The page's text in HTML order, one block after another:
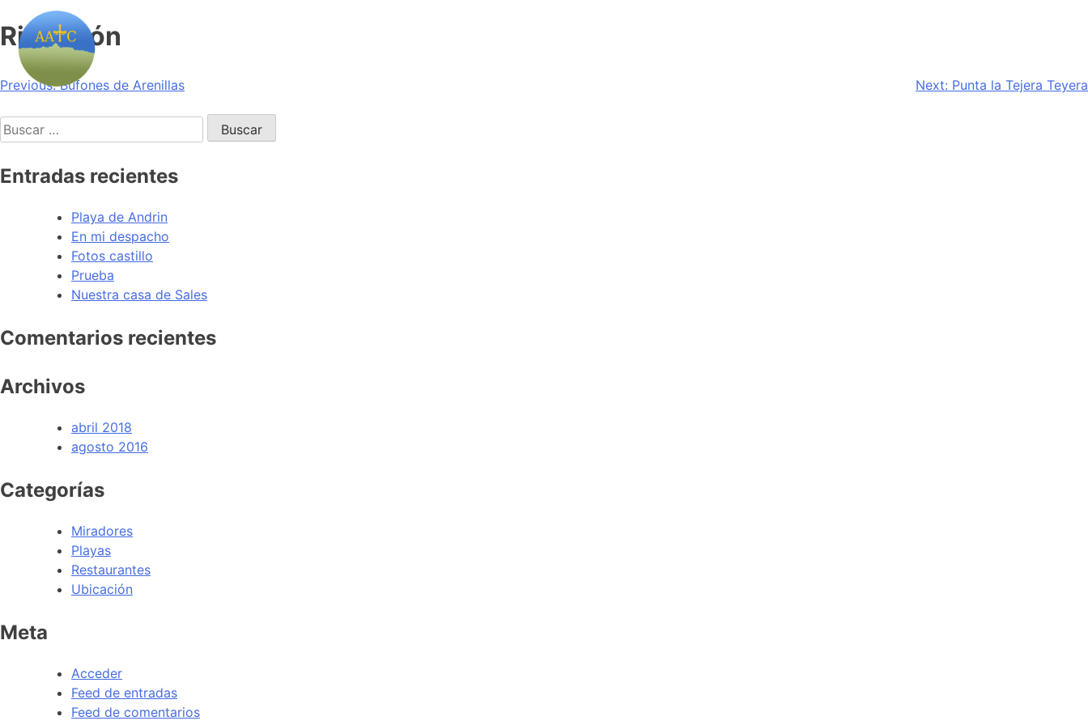
Rio Purón
Navegación
de
entradas
Previous: Bufones de Arenillas Next: Punta la Tejera Teyera
Buscar:
Entradas recientes
Playa de Andrin
En mi despacho
Fotos castillo
Prueba
Nuestra casa de Sales
Comentarios recientes
Archivos
abril 2018
agosto 2016
Categorías
Miradores
Playas
Restaurantes
Ubicación
Meta
Acceder
Feed de entradas
Feed de comentarios